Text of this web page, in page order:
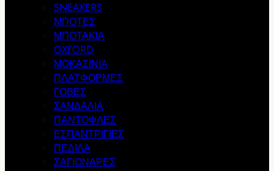
SNEAKERS
ΜΠΟΤΕΣ
ΜΠΟΤΑΚΙΑ
OXFORD
ΜΟΚΑΣΙΝΙΑ
ΠΛΑΤΦΟΡΜΕΣ
ΓΟΒΕΣ
ΣΑΝΔΑΛΙΑ
ΠΑΝΤΟΦΛΕΣ
ΕΣΠΑΝΤΡΙΓΙΕΣ
ΠΕΔΙΛΑ
ΣΑΓΙΟΝΑΡΕΣ